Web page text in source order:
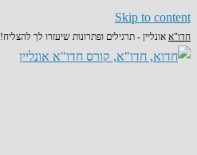
Skip to content
חדו"א אונליין - תרגילים ופתרונות שיעזרו לך להצליח!